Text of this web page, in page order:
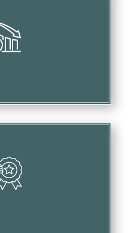
considérables
et votre réputation